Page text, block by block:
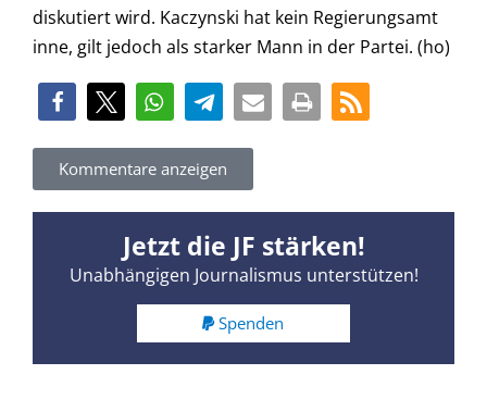
diskutiert wird. Kaczynski hat kein Regierungsamt
inne, gilt jedoch als starker Mann in der Partei. (ho)
Kommentare anzeigen
Jetzt die JF stärken!
Unabhängigen Journalismus unterstützen!
Spenden